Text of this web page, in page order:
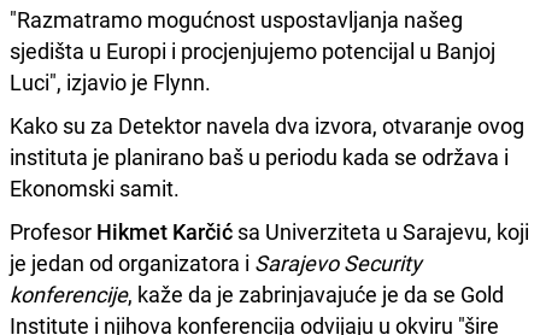
"Razmatramo mogućnost uspostavljanja našeg
sjedišta u Europi i procjenjujemo potencijal u Banjoj
Luci", izjavio je Flynn.
Kako su za Detektor navela dva izvora, otvaranje ovog
instituta je planirano baš u periodu kada se održava i
Ekonomski samit.
Profesor Hikmet Karčić sa Univerziteta u Sarajevu, koji
je jedan od organizatora i Sarajevo Security
konferencije, kaže da je zabrinjavajuće je da se Gold
Institute i njihova konferencija odvijaju u okviru "šire